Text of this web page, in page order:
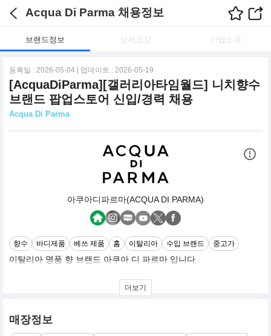
Acqua Di Parma 채용정보
브랜드정보 상세요강 기업소개
등록일 : 2026-05-04 | 업데이트 : 2026-05-19
[AcquaDiParma][갤러리아타임월드] 니치향수
브랜드 팝업스토어 신입/경력 채용
Acqua Di Parma
아쿠아디파르마(ACQUA DI PARMA)
향수 바디제품 베쓰 제품 홈 이탈리아 수입 브랜드 중고가
이탈리아 명품 향 브랜드 아쿠아 디 파르마 입니다.
버그도프 굿만, 니만 마커스, 바니스 등 최고급 백화점 에서만 만날
한국에 런칭 하였습니다.
더보기
매장정보